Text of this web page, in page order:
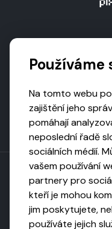
Toto dílo
Uveďte původ,
Používáme
Na tomto webu
zajištění jeho
pomáhají
neposlední řadě
sociálních médií.
vašem používání
partnery pro
kteří je mohou
jim poskytujete,
používáte jejich